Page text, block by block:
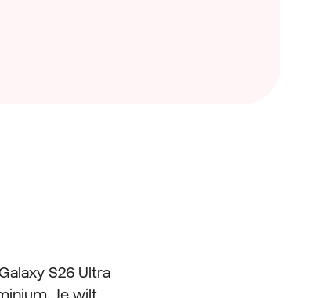
S26 Ultra
Je wilt